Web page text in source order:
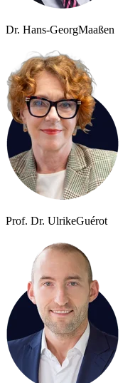
Dr. Hans-GeorgMaaßen
Prof. Dr. UlrikeGuérot